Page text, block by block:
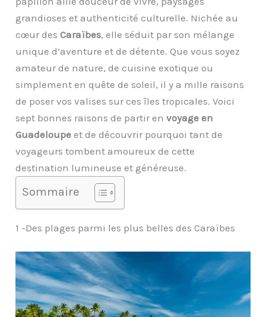
grandioses et authenticité culturelle. Nichée au
cœur desCaraïbes, elle séduit par son mélange
unique d’aventure et de détente. Que vous soyez
amateur de nature, de cuisine exotique ou
simplement en quête de soleil, il y a mille raisons
de poser vos valises sur ces îles tropicales. Voici
sept bonnes raisons de partir envoyage en
Guadeloupe et de découvrir pourquoi tant de
voyageurs tombent amoureux de cette
destination lumineuse et généreuse.
Sommaire
1 -Des plages parmi les plus belles des Caraïbes